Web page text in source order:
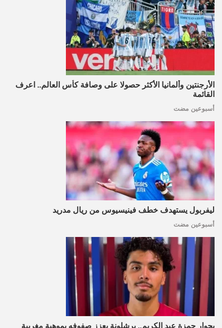
الأرجنتين وألمانيا الأكثر حصولا على وصافة كأس العالم.. اعرف
القائمة
أسبوعين مضت
ليفربول يستهدف خطف فينيسيوس من ريال مدريد
أسبوعين مضت
بجوار حمزة عبد الكريم.. برشلونة يعزز صفوفه بموهبة مغربية